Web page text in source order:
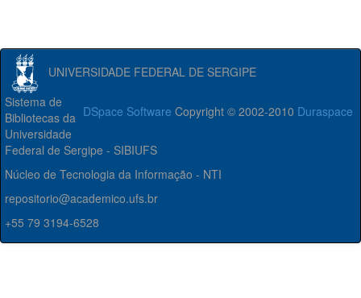
UNIVERSIDADE FEDERAL DE SERGIPE
DSpace Software Copyright © 2002-2010 Duraspace
Sistema de
Bibliotecas da
Universidade
Federal de Sergipe - SIBIUFS
Núcleo de Tecnologia da Informação - NTI
repositorio@academico.ufs.br
+55 79 3194-6528